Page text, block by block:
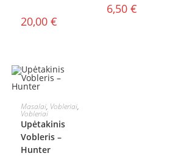
20,00 €
6,50 €
Į KREPŠELĮ
Masalai, Vobleriai,
Vobleriai
Upėtakinis
Vobleris –
Hunter